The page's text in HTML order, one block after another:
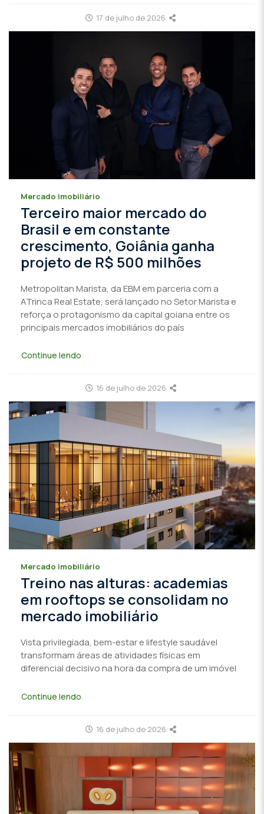
17 de julho de 2026
Mercado imobiliário
Terceiro maior mercado do
Brasil e em constante
crescimento, Goiânia ganha
projeto de R$ 500 milhões
Metropolitan Marista, da EBM em parceria com a
ATrinca Real Estate, será lançado no Setor Marista e
reforça o protagonismo da capital goiana entre os
principais mercados imobiliários do país
Continue lendo
16 de julho de 2026
Mercado imobiliário
Treino nas alturas: academias
em rooftops se consolidam no
mercado imobiliário
Vista privilegiada, bem-estar e lifestyle saudável
transformam áreas de atividades físicas em
diferencial decisivo na hora da compra de um imóvel
Continue lendo
16 de julho de 2026